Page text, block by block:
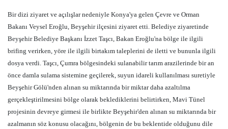
Bir dizi ziyaret ve açılışlar nedeniyle Konya'ya gelen Çevre ve Orman
Bakanı Veysel Eroğlu, Beyşehir ilçesini ziyaret etti. Belediye ziyaretinde
Beyşehir Belediye Başkanı İzzet Taşcı, Bakan Eroğlu'na bölge ile ilgili
brifing verirken, yöre ile ilgili birtakım taleplerini de iletti ve bununla ilgili
dosya verdi. Taşcı, Çumra bölgesindeki sulanabilir tarım arazilerinde bir an
önce damla sulama sistemine geçilerek, suyun idareli kullanılması suretiyle
Beyşehir Gölü'nden alınan su miktarında bir miktar daha azaltılma
gerçekleştirilmesini bölge olarak beklediklerini belirtirken, Mavi Tünel
projesinin devreye girmesi ile birlikte Beyşehir'den alınan su miktarında bir
azalmanın söz konusu olacağını, bölgenin de bu beklentide olduğunu dile